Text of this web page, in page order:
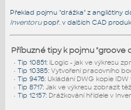
Překlad pojmu "drážka" z angličtiny
Inventorupopř. v dalších CAD
Příbuzné tipy k pojmu "groove
• Tip 10851: iLogic - jak ve výkresu
• Tip 10385: Vytvoření pracovního
• Tip 9476: Ukládání DWG kopie
• Tip 8717: Jak ve výkresu zobrazit
• Tip 12157: Drážkování hřídele v